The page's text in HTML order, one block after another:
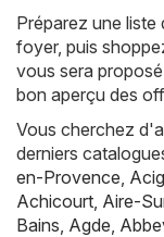
Préparez une
foyer, puis
vous sera
bon aperçu des
Vous cherchez
derniers
en-Provence
Achicourt Aire-
Bains Agde